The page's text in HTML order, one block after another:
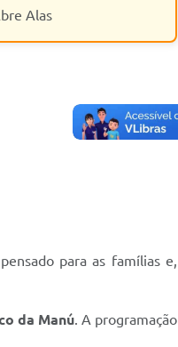
Alas
para as famílias e,
da Manú. A programação